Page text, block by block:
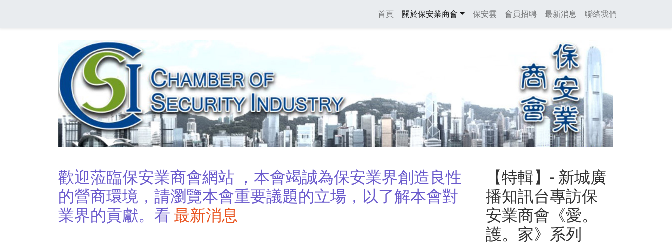
main
Main navigation
首頁 關於保安業商會 保安雲 會員招聘 最新消息 聯絡我們
歡迎蒞臨保安業商會網站 ，本會竭誠為保安業界創造良性
的營商環境，請瀏覽本會重要議題的立場，以了解本會對
業界的貢獻。看 最新消息
【特輯】- 新城廣
播知訊台專訪保
安業商會《愛。
護。家》系列